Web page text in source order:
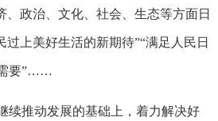
、政治、文化、社会、生态等方面日
过上美好生活的新期待”“满足人民日
要”……
推动发展的基础上，着力解决好